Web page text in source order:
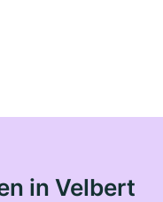
in Velbert